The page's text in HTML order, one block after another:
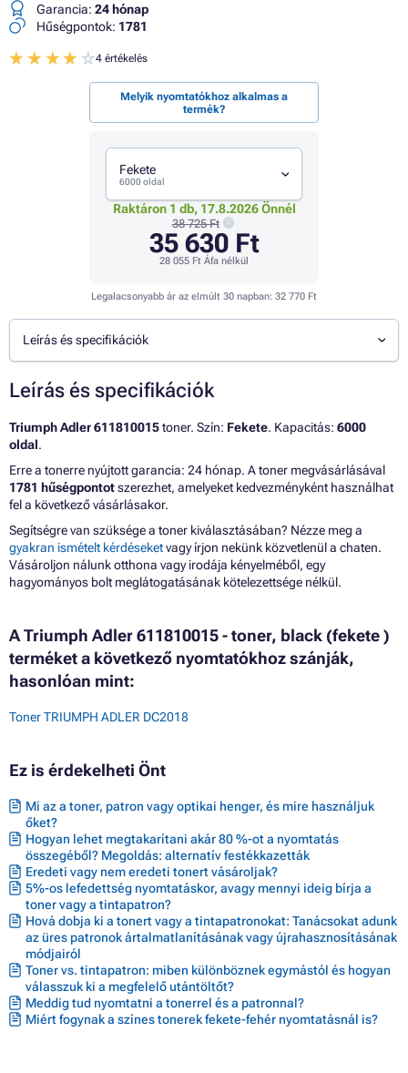
Garancia: 24 hónap
Hűségpontok: 1781
4 értékelés
Melyik nyomtatókhoz alkalmas a
termék?
Fekete
6000 oldal
Raktáron 1 db, 17.8.2026 Önnél
38 725 Ft
35 630 Ft
28 055 Ft Áfa nélkül
Legalacsonyabb ár az elmúlt 30 napban: 32 770 Ft
Leírás és specifikációk
Leírás és specifikációk
Triumph Adler 611810015toner. Szín: Fekete. Kapacitás: 6000
oldal.
Erre a tonerre nyújtott garancia: 24 hónap. A toner megvásárlásával
1781 hűségpontotszerezhet, amelyeket kedvezményként használhat
fel a következő vásárlásakor.
Segítségre van szüksége a toner kiválasztásában? Nézze meg a
gyakran ismételt kérdéseketvagy írjon nekünk közvetlenül a chaten.
Vásároljon nálunk otthona vagy irodája kényelméből, egy
hagyományos bolt meglátogatásának kötelezettsége nélkül.
A Triumph Adler 611810015 - toner, black (fekete )
terméket a következő nyomtatókhoz szánják,
hasonlóan mint:
Toner TRIUMPH ADLER DC2018
Ez is érdekelheti Önt
Mi az a toner, patron vagy optikai henger, és mire használjuk
őket?
Hogyan lehet megtakarítani akár 80 %-ot a nyomtatás
összegéből? Megoldás: alternatív festékkazetták
Eredeti vagy nem eredeti tonert vásároljak?
5%-os lefedettség nyomtatáskor, avagy mennyi ideig bírja a
toner vagy a tintapatron?
Hová dobja ki a tonert vagy a tintapatronokat: Tanácsokat adunk
az üres patronok ártalmatlanításának vagy újrahasznosításának
módjairól
Toner vs. tintapatron: miben különböznek egymástól és hogyan
válasszuk ki a megfelelő utántöltőt?
Meddig tud nyomtatni a tonerrel és a patronnal?
Miért fogynak a színes tonerek fekete-fehér nyomtatásnál is?